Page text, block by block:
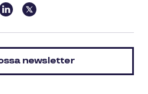
newsletter